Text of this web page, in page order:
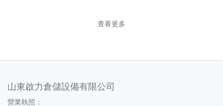
查看更多
山東啟力倉儲設備有限公司
營業執照：